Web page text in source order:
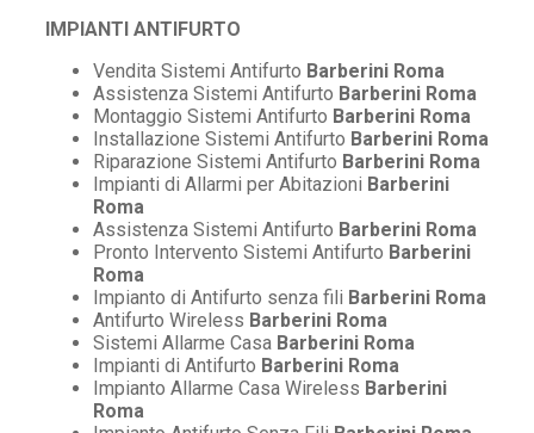
IMPIANTI ANTIFURTO
Vendita Sistemi Antifurto Barberini Roma
Assistenza Sistemi Antifurto Barberini Roma
Montaggio Sistemi Antifurto Barberini Roma
Installazione Sistemi Antifurto Barberini Roma
Riparazione Sistemi Antifurto Barberini Roma
Impianti di Allarmi per Abitazioni Barberini
Roma
Assistenza Sistemi Antifurto Barberini Roma
Pronto Intervento Sistemi Antifurto Barberini
Roma
Impianto di Antifurto senza fili Barberini Roma
Antifurto Wireless Barberini Roma
Sistemi Allarme Casa Barberini Roma
Impianti di Antifurto Barberini Roma
Impianto Allarme Casa Wireless Barberini
Roma